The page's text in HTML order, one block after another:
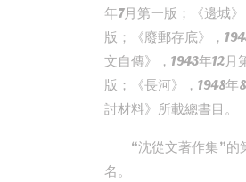
年7月第一版；《邊城
版；《廢郵存底》，
文自傳》，1943年12月
版；《長河》，1948
討材料》所載總書目。
“沈從文著作集”的
名。